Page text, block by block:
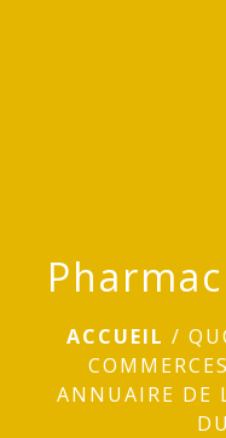
ACCUEIL /
ANNUAIRE DE